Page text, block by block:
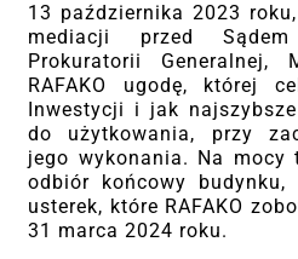
13 października 2023
mediacji przed
Prokuratorii Generalnej,
RAFAKO ugodę, której
Inwestycji i jak
do użytkowania, przy
jego wykonania. Na mocy
odbiór końcowy
usterek, które RAFAKO
31 marca 2024 roku.